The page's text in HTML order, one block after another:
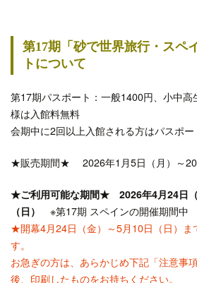
第17期「砂で世界旅行・スペ
トについて
第17期パスポート：一般1400円、小中
様は入館料無料
会期中に2回以上入館される方はパスポー
★販売期間★ 2026年1月5日（月）～
★ご利用可能な期間★ 2026年4月24日
（日）
※第17期 スペインの開催期間中
★開幕4月24日（金）～5月10日（日）ま
す。
お急ぎの方は、あらかじめ下記「注意事
後、印刷したものをお持ちください。